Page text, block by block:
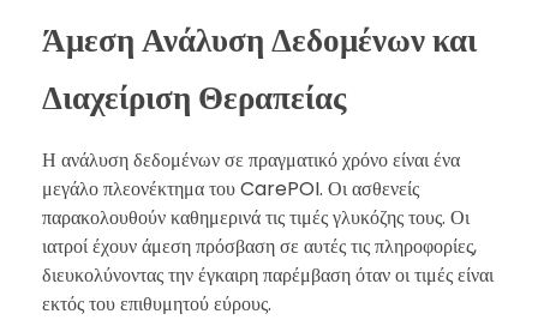
Άμεση Ανάλυση Δεδομένων και
Διαχείριση Θεραπείας
Η ανάλυση δεδομένων σε πραγματικό χρόνο είναι ένα
μεγάλο πλεονέκτημα του CarePOI. Οι ασθενείς
παρακολουθούν καθημερινά τις τιμές γλυκόζης τους. Οι
ιατροί έχουν άμεση πρόσβαση σε αυτές τις πληροφορίες,
διευκολύνοντας την έγκαιρη παρέμβαση όταν οι τιμές είναι
εκτός του επιθυμητού εύρους.